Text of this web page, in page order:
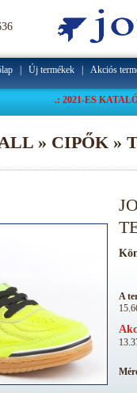
| Új termékek| Akciós
.: 2021-ES
» CIPŐK »
A